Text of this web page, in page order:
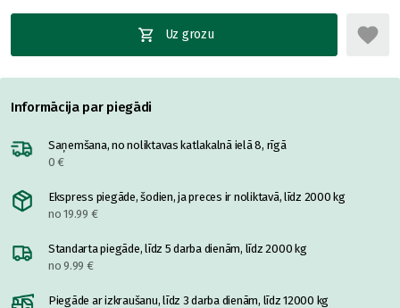
Uz grozu
Informācija par piegādi
Saņemšana, no noliktavas katlakalnā ielā 8, rīgā
0 €
Ekspress piegāde, šodien, ja preces ir noliktavā, līdz 2000 kg
no 19.99 €
Standarta piegāde, līdz 5 darba dienām, līdz 2000 kg
no 9.99 €
Piegāde ar izkraušanu, līdz 3 darba dienām, līdz 12000 kg